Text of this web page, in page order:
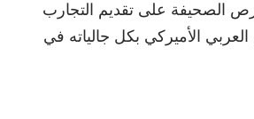
الصحيفة على تقديم التجارب
العربي الأميركي بكل جالياته في